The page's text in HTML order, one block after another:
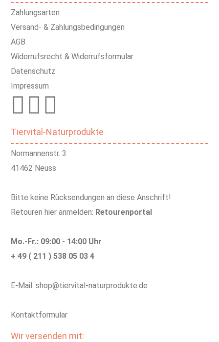
Zahlungsarten
Versand- & Zahlungsbedingungen
AGB
Widerrufsrecht & Widerrufsformular
Datenschutz
Impressum
Tiervital-Naturprodukte
Normannenstr. 3
41462 Neuss
Bitte keine Rücksendungen an diese Anschrift!
Retouren hier anmelden: Retourenportal
Mo.-Fr.: 09:00 - 14:00 Uhr
+ 49 ( 211 ) 538 05 03 4
E-Mail: shop@tiervital-naturprodukte.de
Kontaktformular
Wir versenden mit: